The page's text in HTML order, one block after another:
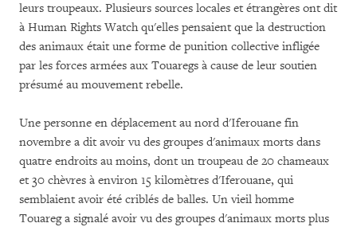
leurs troupeaux. Plusieurs sources locales et étrangères ont dit
à Human Rights Watch qu'elles pensaient que la destruction
des animaux était une forme de punition collective infligée
par les forces armées aux Touaregs à cause de leur soutien
présumé au mouvement rebelle.
Une personne en déplacement au nord d'Iferouane fin
novembre a dit avoir vu des groupes d'animaux morts dans
quatre endroits au moins, dont un troupeau de 20 chameaux
et 30 chèvres à environ 15 kilomètres d'Iferouane, qui
semblaient avoir été criblés de balles. Un vieil homme
Touareg a signalé avoir vu des groupes d'animaux morts plus